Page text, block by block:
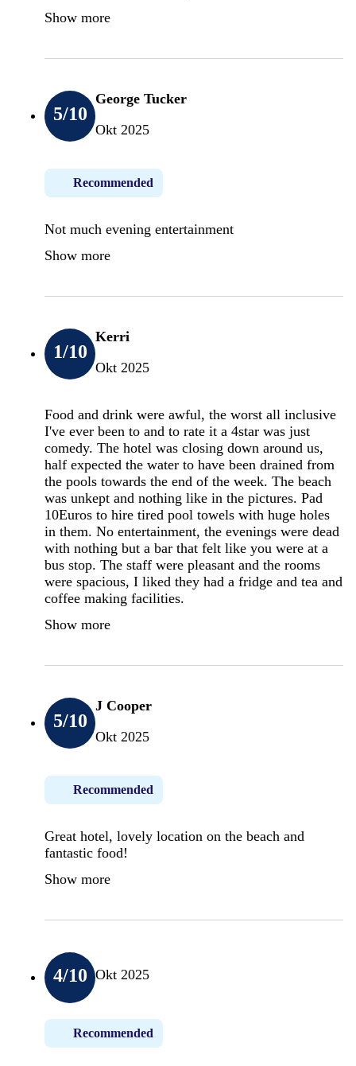
Show more
5/10
George Tucker
Okt 2025
Recommended
Not much evening entertainment
Show more
1/10
Kerri
Okt 2025
Food and drink were awful, the worst all inclusive
I've ever been to and to rate it a 4star was just
comedy. The hotel was closing down around us,
half expected the water to have been drained from
the pools towards the end of the week. The beach
was unkept and nothing like in the pictures. Pad
10Euros to hire tired pool towels with huge holes
in them. No entertainment, the evenings were dead
with nothing but a bar that felt like you were at a
bus stop. The staff were pleasant and the rooms
were spacious, I liked they had a fridge and tea and
coffee making facilities.
Show more
5/10
J Cooper
Okt 2025
Recommended
Great hotel, lovely location on the beach and
fantastic food!
Show more
4/10 Okt 2025
Recommended